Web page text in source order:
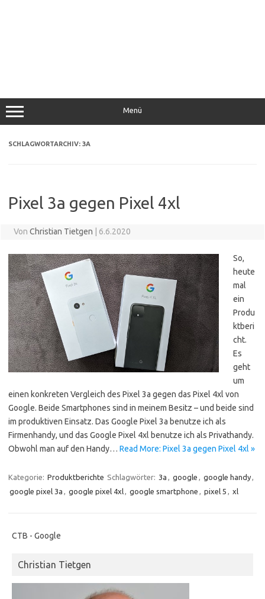
Menü
SCHLAGWORTARCHIV: 3A
Pixel 3a gegen Pixel 4xl
Von Christian Tietgen | 6.6.2020
So,
heute
mal
ein
Produ
ktberi
cht.
Es
geht
um
einen konkreten Vergleich des Pixel 3a gegen das Pixel 4xl von
Google. Beide Smartphones sind in meinem Besitz – und beide sind
im produktiven Einsatz. Das Google Pixel 3a benutze ich als
Firmenhandy, und das Google Pixel 4xl benutze ich als Privathandy.
Obwohl man auf den Handy… Read More: Pixel 3a gegen Pixel 4xl »
Kategorie: Produktberichte Schlagwörter: 3a google google handy
google pixel 3a
google pixel 4xl google smartphone pixel 5 xl
CTB - Google
Christian Tietgen